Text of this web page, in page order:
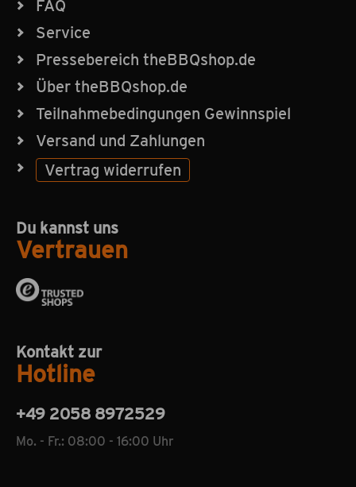
FAQ
Service
Pressebereich theBBQshop.de
Über theBBQshop.de
Teilnahmebedingungen Gewinnspiel
Versand und Zahlungen
Vertrag widerrufen
Du kannst uns
Vertrauen
Kontakt zur
Hotline
+49 2058 8972529
Mo. - Fr.: 08:00 - 16:00 Uhr